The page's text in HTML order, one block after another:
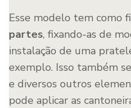
Esse modelo tem como
partes, fixando-as de
instalação de uma
exemplo. Isso também
e diversos outros
pode aplicar as